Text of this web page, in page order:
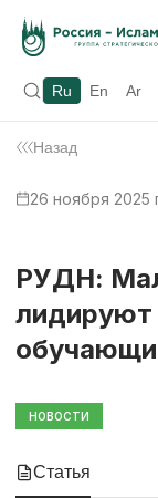
Ru En Ar
Назад
26 ноября 2025
РУДН:
лидируют
НОВОСТИ
Статья